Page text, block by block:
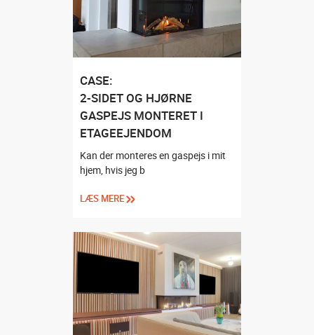
CASE:
2-SIDET OG HJØRNE
GASPEJS MONTERET I
ETAGEEJENDOM
Kan der monteres en gaspejs i mit
hjem, hvis jeg b
LÆS MERE